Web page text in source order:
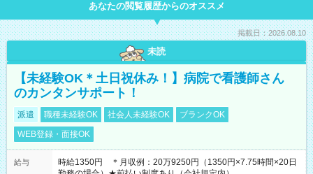
あなたの閲覧履歴からのオススメ
掲載日：2026.08.10
未読
【未経験OK＊土日祝休み！】病院で看護師さん
のカンタンサポート！
派遣 職種未経験OK 社会人未経験OK
ブランクOK
WEB登録・面接OK
給与
時給1350円 ＊月収例：20万9250円（1350円×7.75時間×20日